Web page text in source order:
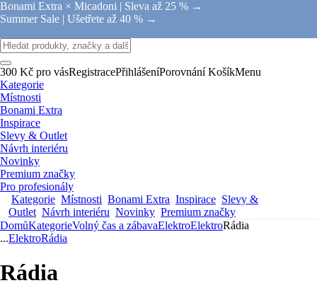
Bonami Extra × Micadoni | Sleva až 25 % →
Summer Sale | Ušetřete až 40 % →
300 Kč pro vásRegistracePřihlášeníPorovnání KošíkMenu
Kategorie
Místnosti
Bonami Extra
Inspirace
Slevy & Outlet
Návrh interiéru
Novinky
Premium značky
Pro profesionály
Kategorie Místnosti Bonami Extra Inspirace Slevy &
Outlet Návrh interiéru Novinky Premium značky
DomůKategorieVolný čas a zábavaElektroElektroRádia
...ElektroRádia
Rádia